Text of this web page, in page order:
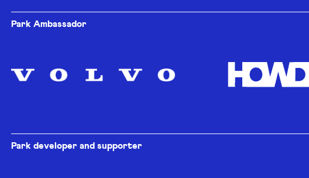
Park Ambassador
Park developer and supporter